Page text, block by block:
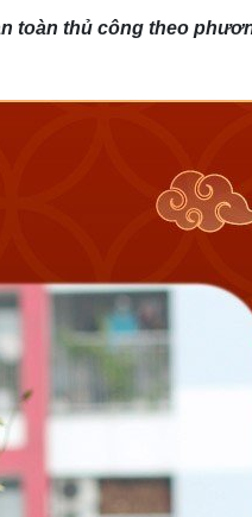
toàn thủ công theo